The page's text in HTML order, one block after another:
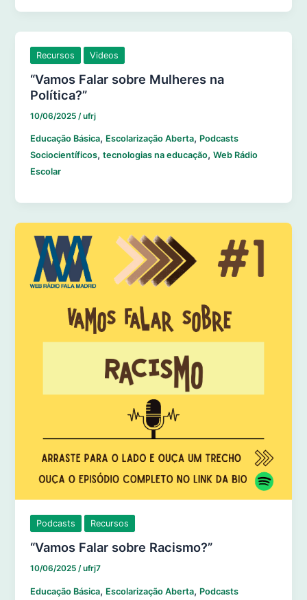
Recursos Videos
“Vamos Falar sobre Mulheres na
Política?”
10/06/2025 /ufrj
Educação Básica, Escolarização Aberta, Podcasts
Sociocientíficos,tecnologias na educação,Web Rádio
Escolar
Podcasts Recursos
“Vamos Falar sobre Racismo?”
10/06/2025 /ufrj7
Educação Básica, Escolarização Aberta, Podcasts